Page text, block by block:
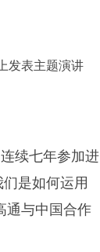
发表主题演讲
续七年参加进
是如何运用
通与中国合作